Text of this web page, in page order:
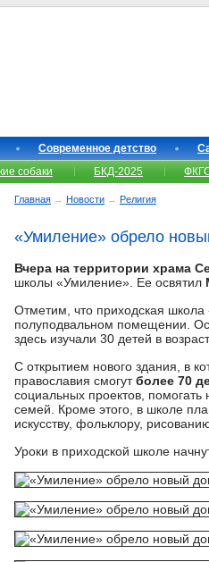
Современное детство
собаки БКД-2025
Главная → Новости → Религия
«Умиление» обрело
Вчера на территории храма
школы «Умиление». Ее освятил
Отметим, что приходская
полуподвальном помещении.
здесь изучали 30 детей в
С открытием нового здания, в
православия смогутболее 70
социальных проектов,
семей. Кроме этого, в школе
искусству, фольклору,
Уроки в приходской школе